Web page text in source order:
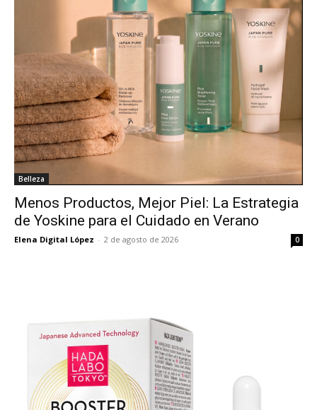
Belleza
Menos Productos, Mejor Piel: La Estrategia
de Yoskine para el Cuidado en Verano
Elena Digital López - 2 de agosto de 2026 0